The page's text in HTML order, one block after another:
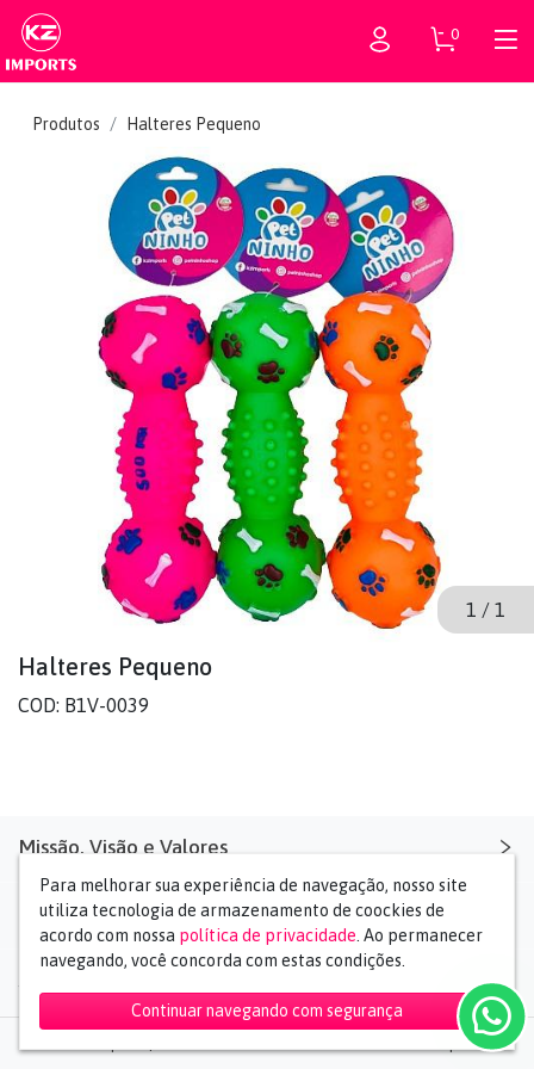
Para melhorar sua experiência de navegação, nosso site
utiliza tecnologia de armazenamento de coockies de
acordo com nossa política de privacidade . Ao permanecer
navegando, você concorda com estas condições.
Continuar navegando com segurança
0
Produtos Halteres Pequeno
1 / 1
Halteres Pequeno
COD: B1V-0039
Missão, Visão e Valores
Missão: Estreitar os laços entre você e seu pet
Visão: Ser a maior importadora de felicidade
Valores: Eficiência, Honestidade, Transparência e Mãos
Contato
(11) 99829-5255
sac@kzimports.com.br
Rua Amazonas da Silva, 62 - Vila Guilherme - SP
Social Media
Whatsapp
Desenvolvido porTEEKI